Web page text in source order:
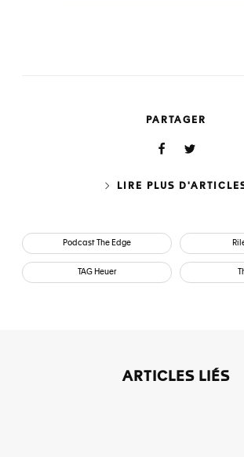
PARTAGER
LIRE PLUS
Podcast The Edge
TAG Heuer
ARTICLES LIÉS